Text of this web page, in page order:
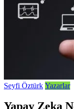
Seyfi Öztürk Yazarlar
Yapay Zeka